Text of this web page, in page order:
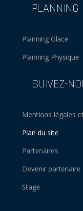
PLANNING
Planning Glace
Planning Physique
SUIVEZ-
Mentions légales
Plan du site
Partenaires
Devenir partenaire
Stage